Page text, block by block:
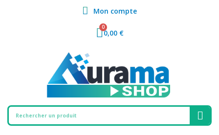
Mon compte
0,00 €